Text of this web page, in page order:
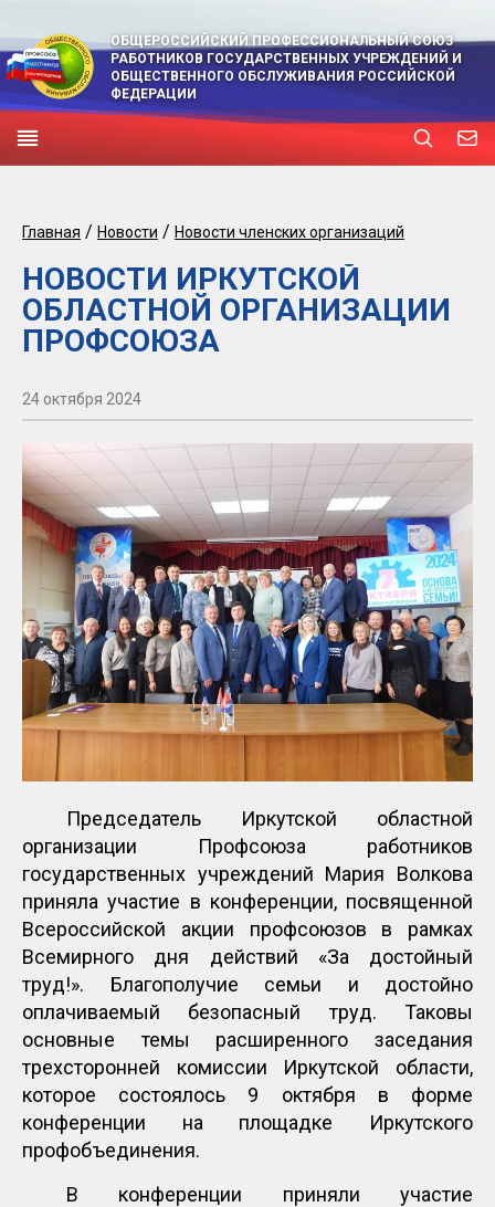
ОБЩЕРОССИЙСКИЙ ПРОФЕССИОНАЛЬНЫЙ СОЮЗ
РАБОТНИКОВ ГОСУДАРСТВЕННЫХ УЧРЕЖДЕНИЙ И
ОБЩЕСТВЕННОГО ОБСЛУЖИВАНИЯ РОССИЙСКОЙ
ФЕДЕРАЦИИ
Главная / Новости / Новости членских организаций
НОВОСТИ ИРКУТСКОЙ
ОБЛАСТНОЙ ОРГАНИЗАЦИИ
ПРОФСОЮЗА
24 октября 2024
Председатель Иркутской областной
организации Профсоюза работников
государственных учреждений Мария Волкова
приняла участие в конференции, посвященной
Всероссийской акции профсоюзов в рамках
Всемирного дня действий «За достойный
труд!». Благополучие семьи и достойно
оплачиваемый безопасный труд. Таковы
основные темы расширенного заседания
трехсторонней комиссии Иркутской области,
которое состоялось 9 октября в форме
конференции на площадке Иркутского
профобъединения.
В конференции приняли участие